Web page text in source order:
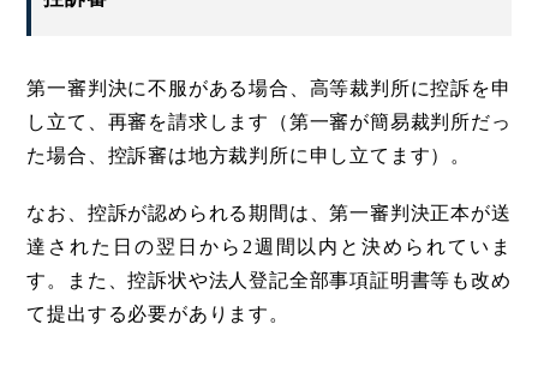
第一審判決に不服がある場合、高等裁判所に控訴を申
し立て、再審を請求します（第一審が簡易裁判所だっ
た場合、控訴審は地方裁判所に申し立てます）。
なお、控訴が認められる期間は、第一審判決正本が送
達された日の翌日から2週間以内と決められていま
す。また、控訴状や法人登記全部事項証明書等も改め
て提出する必要があります。